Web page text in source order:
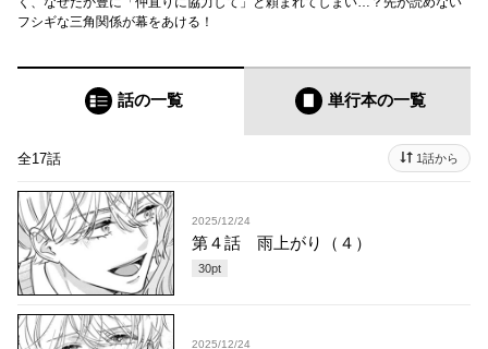
フシギな三角関係が幕をあける！
話の一覧 単行本の一覧
全17話 1話から
2025/12/24
第４話 雨上がり（４）
30pt
2025/12/24